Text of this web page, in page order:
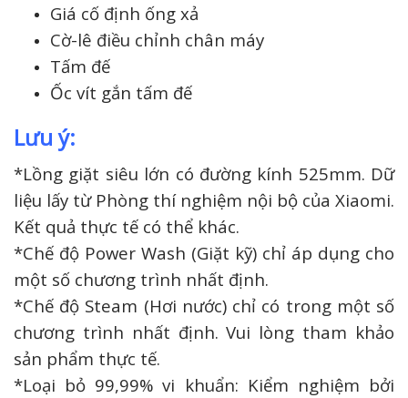
Giá cố định ống xả
Cờ-lê điều chỉnh chân máy
Tấm đế
Ốc vít gắn tấm đế
Lưu ý:
*Lồng giặt siêu lớn có đường kính 525mm. Dữ
liệu lấy từ Phòng thí nghiệm nội bộ của Xiaomi.
Kết quả thực tế có thể khác.
*Chế độ Power Wash (Giặt kỹ) chỉ áp dụng cho
một số chương trình nhất định.
*Chế độ Steam (Hơi nước) chỉ có trong một số
chương trình nhất định. Vui lòng tham khảo
sản phẩm thực tế.
*Loại bỏ 99,99% vi khuẩn: Kiểm nghiệm bởi